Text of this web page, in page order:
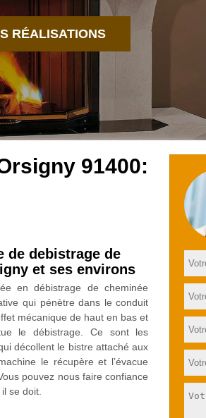
RÉALISATIONS
91400:
de debistrage de
et ses environs
en débistrage de cheminée
qui pénètre dans le conduit
mécanique de haut en bas et
le débistrage. Ce sont les
décollent le bistre attaché aux
le récupère et l’évacue
pouvez nous faire confiance
se doit.